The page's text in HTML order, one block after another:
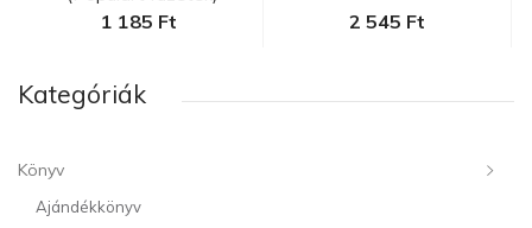
1 185 Ft 2 545 Ft
Kategóriák
Könyv
Ajándékkönyv